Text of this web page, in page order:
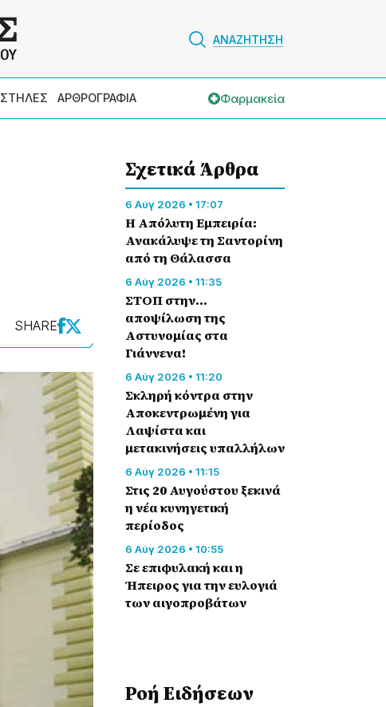
ΑΝΑΖΗΤΗΣΗ
ΣΤΗΛΕΣ ΑΡΘΡΟΓΡΑΦΙΑ Φαρμακεία
SHARE
Σχετικά Άρθρα
6 Αύγ 2026 • 17:07
Η Απόλυτη Εμπειρία:
Ανακάλυψε τη Σαντορίνη
από τη Θάλασσα
6 Αύγ 2026 • 11:35
ΣΤΟΠ στην…
αποψίλωση της
Αστυνομίας στα
Γιάννενα!
6 Αύγ 2026 • 11:20
Σκληρή κόντρα στην
Αποκεντρωμένη για
Λαψίστα και
μετακινήσεις υπαλλήλων
6 Αύγ 2026 • 11:15
Στις 20 Αυγούστου ξεκινά
η νέα κυνηγετική
περίοδος
6 Αύγ 2026 • 10:55
Σε επιφυλακή και η
Ήπειρος για την ευλογιά
των αιγοπροβάτων
Ροή Eιδήσεων